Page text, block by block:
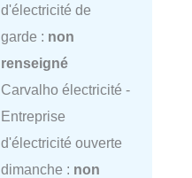
d'électricité de
garde : non
renseigné
Carvalho électricité -
Entreprise
d'électricité ouverte
dimanche : non